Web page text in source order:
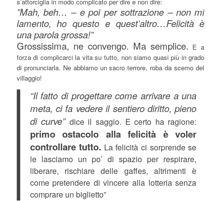
”Mah, beh… – e poi per sottrazione – non mi
lamento, ho questo e quest’altro…Felicità è
una parola grossa!”
Grossissima, ne convengo. Ma semplice. E a
forza di complicarci la vita su tutto, non siamo quasi più in grado
di pronunciarla. Ne abbiamo un sacro terrore, roba da scemo del
villaggio!
“Il fatto di progettare come arrivare a una
meta, ci fa vedere il sentiero diritto, pieno
di curve” dice il saggio. E certo ha ragione:
primo ostacolo alla felicità è voler
controllare tutto. La felicità ci sorprende se
le lasciamo un po’ di spazio per respirare,
liberare, rischiare delle gaffes, altrimenti è
come pretendere di vincere alla lotteria senza
comprare un biglietto”